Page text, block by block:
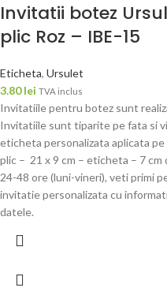
Invitatii botez
plic Roz – IBE-15
Eticheta, Ursulet
3.80lei TVA inclus
Invitatiile pentru botez sunt
Invitatiile sunt tiparite pe fata si
eticheta personalizata aplicata
plic – 21 x 9 cm – eticheta – 7 cm
24-48 ore (luni-vineri), veti primi
invitatie personalizata cu
datele.